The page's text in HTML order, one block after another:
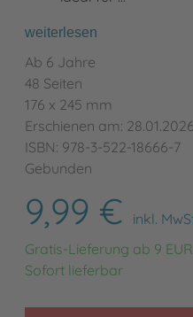
weiterlesen
Ab 6 Jahre
48 Seiten
176 x 245 mm
Erschienen am: 28.01.2026
ISBN: 978-3-522-18666-7
Gebunden
9,99 €
inkl.
Gratis-Lieferung ab 9
Sofort lieferbar